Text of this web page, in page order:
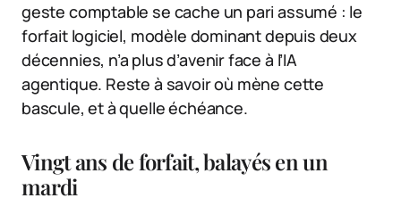
geste comptable se cache un pari assumé : le
forfait logiciel, modèle dominant depuis deux
décennies, n’a plus d’avenir face à l’IA
agentique. Reste à savoir où mène cette
bascule, et à quelle échéance.
Vingt ans de forfait, balayés en un
mardi